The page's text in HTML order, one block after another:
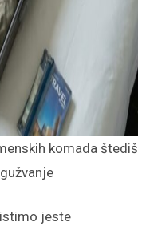
komada štediš
jeste